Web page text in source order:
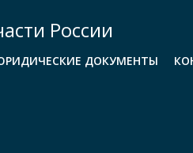
России
ДОКУМЕНТЫ